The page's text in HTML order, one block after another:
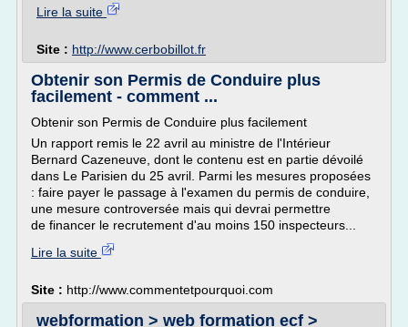
Lire la suite
Site : http://www.cerbobillot.fr
Obtenir son Permis de Conduire plus
facilement - comment ...
Obtenir son Permis de Conduire plus facilement
Un rapport remis le 22 avril au ministre de l'Intérieur
Bernard Cazeneuve, dont le contenu est en partie dévoilé
dans Le Parisien du 25 avril. Parmi les mesures proposées
: faire payer le passage à l'examen du permis de conduire,
une mesure controversée mais qui devrai permettre
de financer le recrutement d'au moins 150 inspecteurs...
Lire la suite
Site : http://www.commentetpourquoi.com
webformation > web formation ecf >